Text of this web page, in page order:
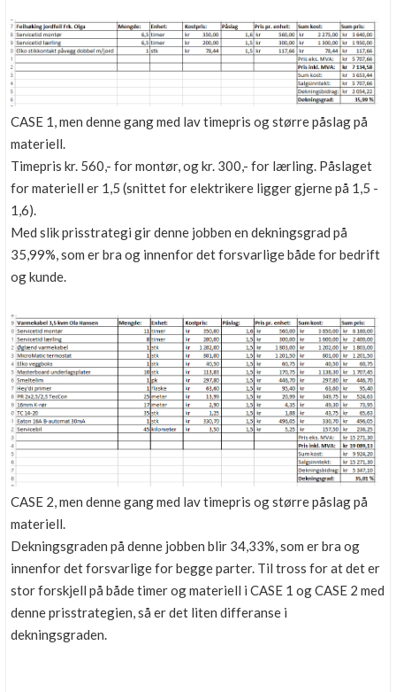
CASE 1, men denne gang med lav timepris og større påslag på
materiell.
Timepris kr. 560,- for montør, og kr. 300,- for lærling. Påslaget
for materiell er 1,5 (snittet for elektrikere ligger gjerne på 1,5 -
1,6).
Med slik prisstrategi gir denne jobben en dekningsgrad på
35,99%, som er bra og innenfor det forsvarlige både for bedrift
og kunde.
CASE 2, men denne gang med lav timepris og større påslag på
materiell.
Dekningsgraden på denne jobben blir 34,33%, som er bra og
innenfor det forsvarlige for begge parter. Til tross for at det er
stor forskjell på både timer og materiell i CASE 1 og CASE 2 med
denne prisstrategien, så er det liten differanse i
dekningsgraden.